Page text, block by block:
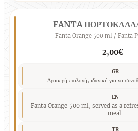
FANTA
Fanta Orange 500 ml / Fanta
2,00€
GR
Δροσερή επιλογή, ιδανική για να
EN
Fanta Orange 500 ml, served as a
meal.
TR